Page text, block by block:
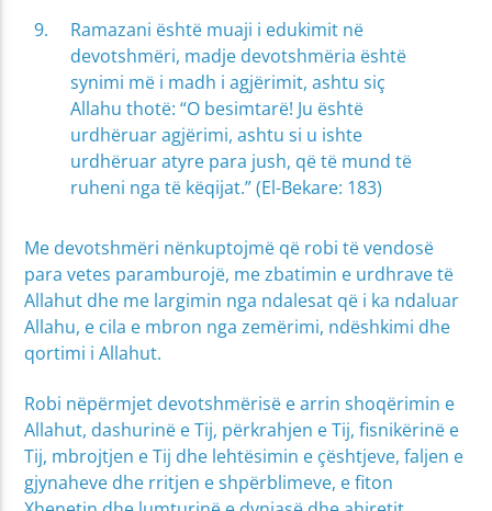
Ramazani është muaji i edukimit në
devotshmëri, madje devotshmëria është
synimi më i madh i agjërimit, ashtu siç
Allahu thotë: “O besimtarë! Ju është
urdhëruar agjërimi, ashtu si u ishte
urdhëruar atyre para jush, që të mund të
ruheni nga të këqijat.” (El-Bekare: 183)
Me devotshmëri nënkuptojmë që robi të vendosë
para vetes paramburojë, me zbatimin e urdhrave të
Allahut dhe me largimin nga ndalesat që i ka ndaluar
Allahu, e cila e mbron nga zemërimi, ndëshkimi dhe
qortimi i Allahut.
Robi nëpërmjet devotshmërisë e arrin shoqërimin e
Allahut, dashurinë e Tij, përkrahjen e Tij, fisnikërinë e
Tij, mbrojtjen e Tij dhe lehtësimin e çështjeve, faljen e
gjynaheve dhe rritjen e shpërblimeve, e fiton